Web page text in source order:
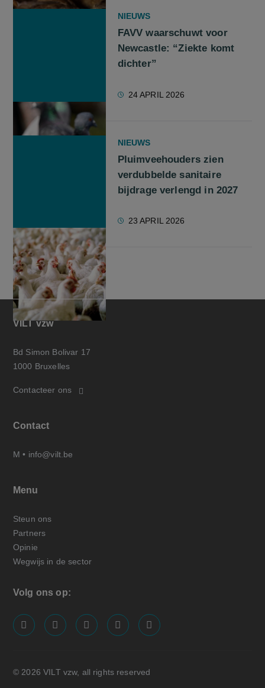
NIEUWS
FAVV waarschuwt voor
Newcastle: “Ziekte komt
dichter”
24 APRIL 2026
NIEUWS
Pluimveehouders zien
verdubbelde sanitaire
bijdrage verlengd in 2027
23 APRIL 2026
VILT vzw
Bd Simon Bolivar 17
1000 Bruxelles
Contacteer ons
Contact
M • info@vilt.be
Menu
Steun ons
Partners
Opinie
Wegwijs in de sector
Volg ons op:
screenreader.visit us on our facebook page: https://
screenreader.visit us on our linkedin page:
screenreader.visit us on our
screenreader.visit us on our x
screenreader.visit us on
© 2026 VILT vzw, all rights reserved